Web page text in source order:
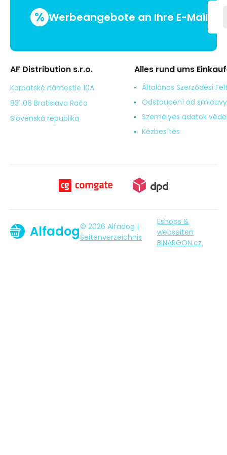
% Werbeangebote an Ihre E-Mail
AF Distribution s.r.o.
Karpatské námestie 10A
831 06 Bratislava Rača
Slovenská republika
Alles rund ums
Általános Szerződési
Odstoupení od smlouvy
Személyes adatok
Kézbesítés
Alfadog© 2026 Alfadog |
Seitenverzeichnis
Eshops &
webseiten
BINARGON.cz